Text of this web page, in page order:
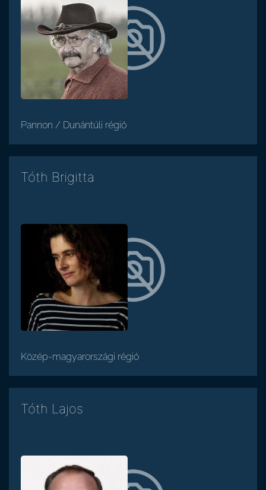
Pannon / Dunántúli régió
Tóth Brigitta
Közép-magyarországi régió
Tóth Lajos